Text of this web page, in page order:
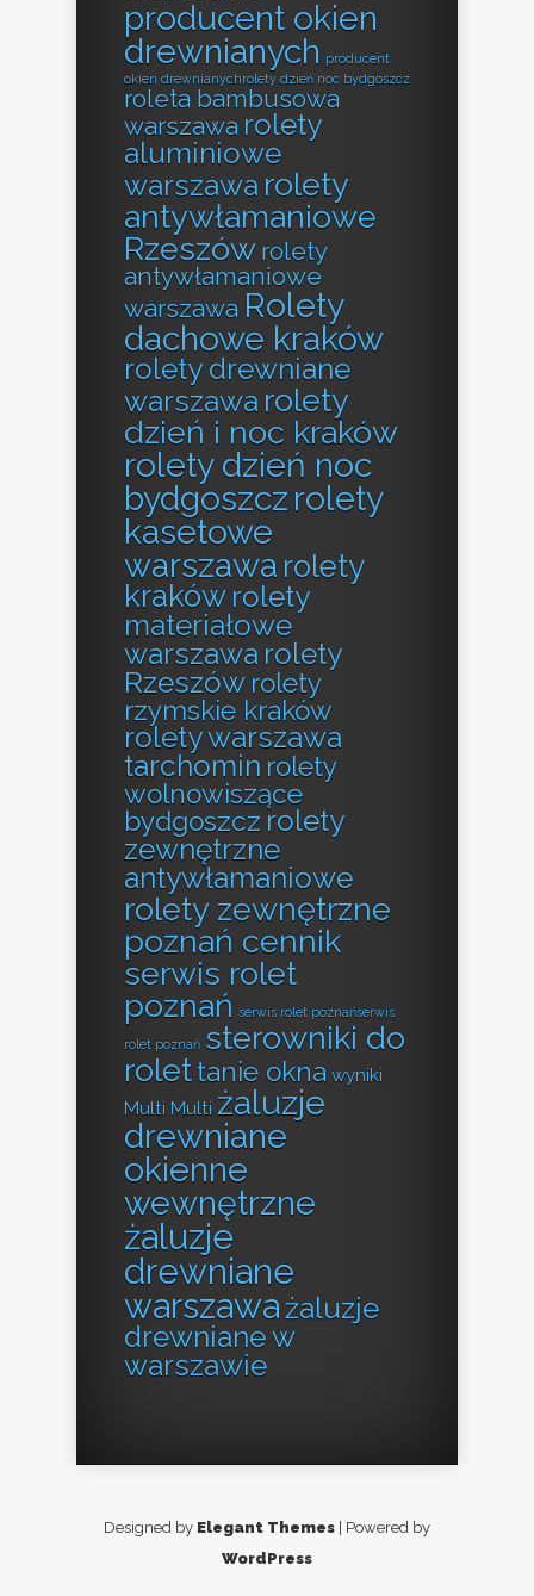
producent okien
drewnianych producent
okien drewnianychrolety dzień noc bydgoszcz
roleta bambusowa
warszawa rolety
aluminiowe
warszawa rolety
antywłamaniowe
Rzeszów rolety
antywłamaniowe
warszawa Rolety
dachowe kraków
rolety drewniane
warszawa rolety
dzień i noc kraków
rolety dzień noc
bydgoszcz rolety
kasetowe
warszawa rolety
kraków rolety
materiałowe
warszawa rolety
Rzeszów rolety
rzymskie kraków
rolety warszawa
tarchomin rolety
wolnowiszące
bydgoszcz rolety
zewnętrzne
antywłamaniowe
rolety zewnętrzne
poznań cennik
serwis rolet
poznań serwis rolet poznańserwis
rolet poznań sterowniki do
rolettanie okna wyniki
Multi Multi żaluzje
drewniane
okienne
wewnętrzne
żaluzje
drewniane
warszaważaluzje
drewniane w
warszawie
Designed by Elegant Themes | Powered by
WordPress